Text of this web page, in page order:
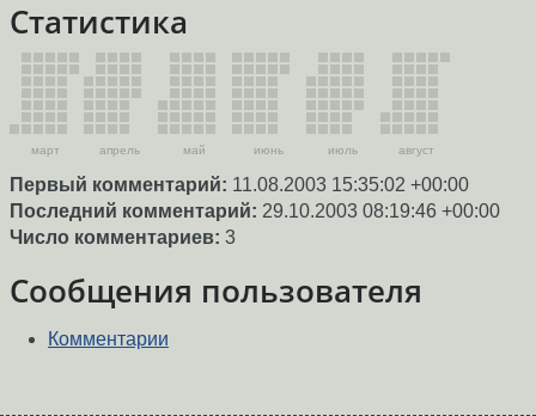
Статистика
март апрель май июнь июль август
Первый комментарий: 11.08.2003 15:35:02 +00:00
Последний комментарий: 29.10.2003 08:19:46 +00:00
Число комментариев: 3
Сообщения пользователя
Комментарии